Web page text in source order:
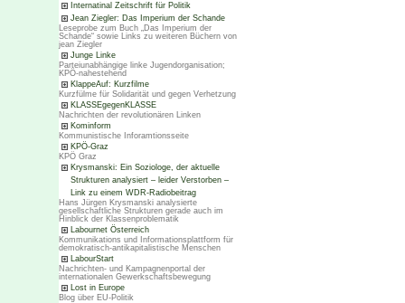
Internatinal Zeitschrift für Politik
Jean Ziegler: Das Imperium der Schande
Leseprobe zum Buch „Das Imperium der
Schande“ sowie Links zu weiteren Büchern von
jean Ziegler
Junge Linke
Parteiunabhängige linke Jugendorganisation;
KPÖ-nahestehend
KlappeAuf: Kurzfilme
Kurzfülme für Solidarität und gegen Verhetzung
KLASSEgegenKLASSE
Nachrichten der revolutionären Linken
Kominform
Kommunistische Inforamtionsseite
KPÖ-Graz
KPÖ Graz
Krysmanski: Ein Soziologe, der aktuelle
Strukturen analysiert – leider Verstorben –
Link zu einem WDR-Radiobeitrag
Hans Jürgen Krysmanski analysierte
gesellschaftliche Strukturen gerade auch im
Hinblick der Klassenproblematik
Labournet Österreich
Kommunikations und Informationsplattform für
demokratisch-antikapitalistische Menschen
LabourStart
Nachrichten- und Kampagnenportal der
internationalen Gewerkschaftsbewegung
Lost in Europe
Blog über EU-Politik